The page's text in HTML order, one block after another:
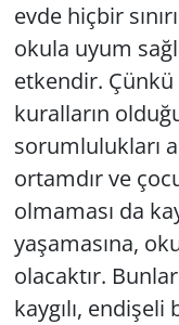
evde hiçbir
okula uyum
etkendir. Çünkü
kuralların
sorumlulukları
ortamdır ve
olmaması da
yaşamasına,
olacaktır.
kaygılı,